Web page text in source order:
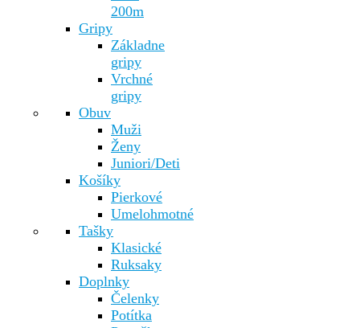
200m
Gripy
Základne
gripy
Vrchné
gripy
Obuv
Muži
Ženy
Juniori/Deti
Košíky
Pierkové
Umelohmotné
Tašky
Klasické
Ruksaky
Doplnky
Čelenky
Potítka